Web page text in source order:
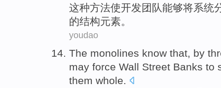
这种方法使开发团队能够将系统
的结构元素 。
youdao
The monolines know that, by
may force Wall Street Banks to
them whole.